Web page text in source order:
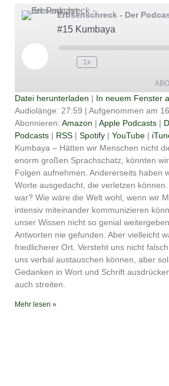
Erbsenschreck - Der
#15 Kumbaya
1x
Amazon
Deezer
RSS
YouTube
RSS FEED
TEILEN
LINK
EMBED
Datei herunterladen | In neuem Fenster
Audiolänge: 27:59 | Aufgenommen am
Abonnieren: Amazon | Apple Podcasts |
Podcasts | RSS | Spotify | YouTube |
Kumbaya – Hätten wir Menschen nicht
enorm großen Sprachschatz, könnten
Folgen aufnehmen. Andererseits haben
Worte ausgedacht, die verletzen
war? Wie wäre die Welt wohl, wenn wir
intensiv miteinander kommunizieren
unser Wissen nicht so genial
Antworten nie gefunden. Aber vielleicht
friedlicherer Ort. Versteht uns nicht
uns verbal austauschen können, aber
Gedanken in Wort und Schrift
auch streiten.
Mehr lesen »